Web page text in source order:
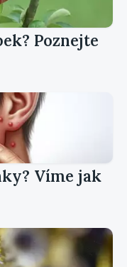
Poznejte
Víme jak